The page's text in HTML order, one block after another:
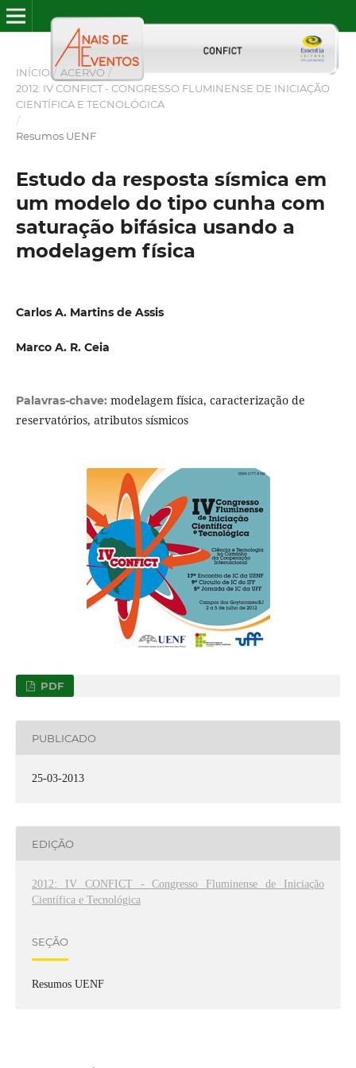
INÍCIO / ACERVO /
2012: IV CONFICT - CONGRESSO FLUMINENSE DE INICIAÇÃO
CIENTÍFICA E TECNOLÓGICA
/
Resumos UENF
Estudo da resposta sísmica em
um modelo do tipo cunha com
saturação bifásica usando a
modelagem física
Carlos A. Martins de Assis
Marco A. R. Ceia
Palavras-chave: modelagem física, caracterização de
reservatórios, atributos sísmicos
PDF
PUBLICADO
25-03-2013
EDIÇÃO
2012: IV CONFICT - Congresso Fluminense de Iniciação
Científica e Tecnológica
SEÇÃO
Resumos UENF